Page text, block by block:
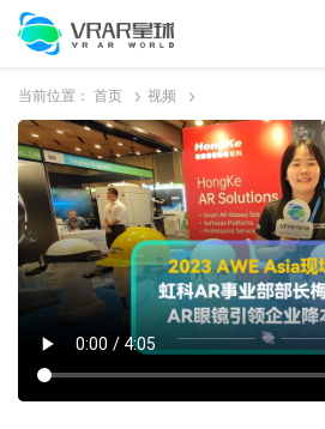
当前位置： 首页 视频